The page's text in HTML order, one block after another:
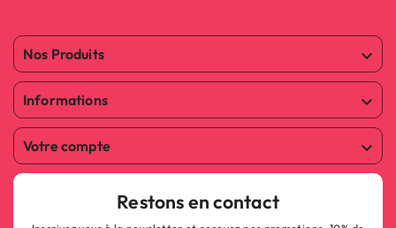
Nos Produits 
Informations 
Votre compte 
Restons en contact